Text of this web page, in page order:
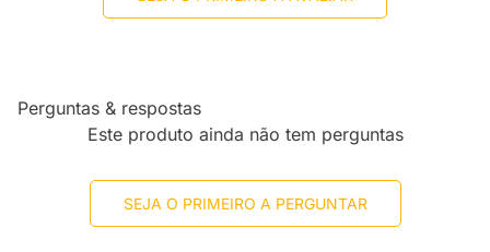
Perguntas & respostas
Este produto ainda não tem perguntas
SEJA O PRIMEIRO A PERGUNTAR